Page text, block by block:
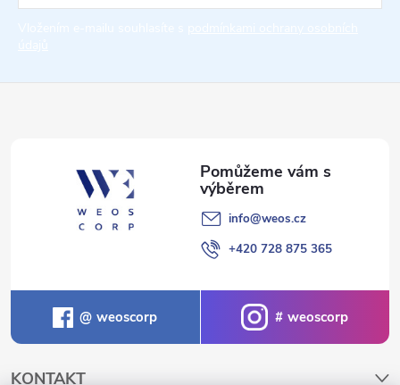
í
info@weos.cz
+420 728 875 365
weoscorp weoscorp
KONTAKT